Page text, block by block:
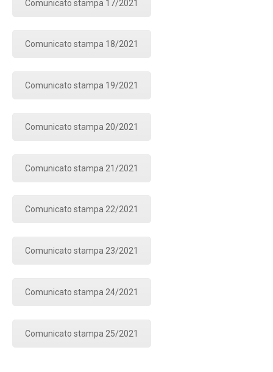
Comunicato stampa 17/2021
Comunicato stampa 18/2021
Comunicato stampa 19/2021
Comunicato stampa 20/2021
Comunicato stampa 21/2021
Comunicato stampa 22/2021
Comunicato stampa 23/2021
Comunicato stampa 24/2021
Comunicato stampa 25/2021